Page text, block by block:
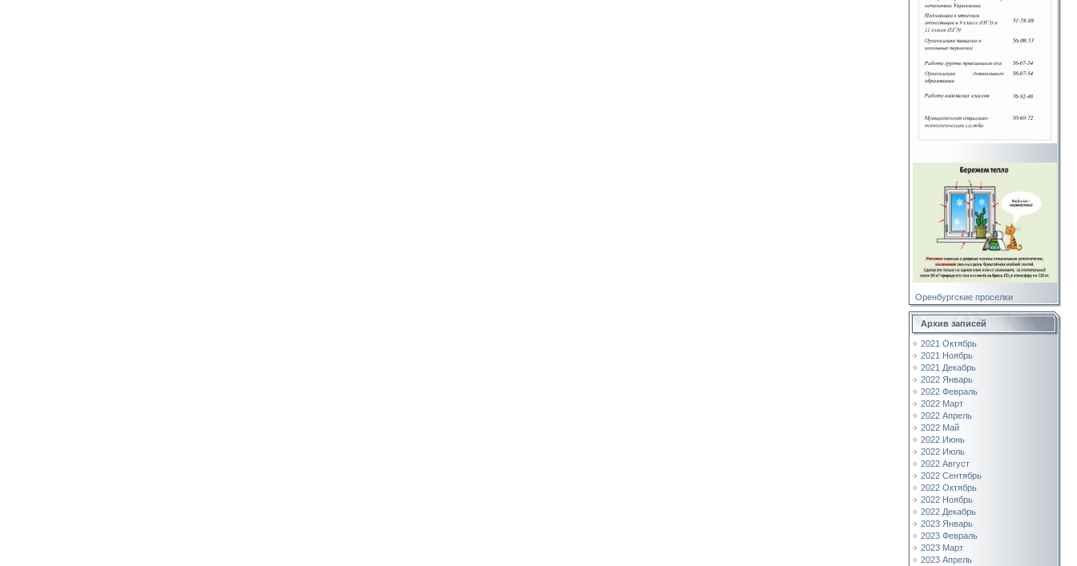
Оренбургские проселки
Архив записей
2021 Октябрь
2021 Ноябрь
2021 Декабрь
2022 Январь
2022 Февраль
2022 Март
2022 Апрель
2022 Май
2022 Июнь
2022 Июль
2022 Август
2022 Сентябрь
2022 Октябрь
2022 Ноябрь
2022 Декабрь
2023 Январь
2023 Февраль
2023 Март
2023 Апрель